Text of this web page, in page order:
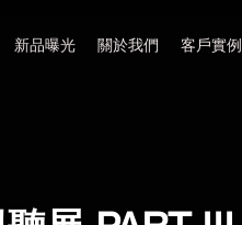
新品曝光 關於我們 客戶實例